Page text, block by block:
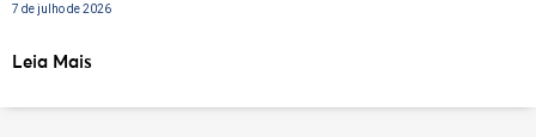
7 de julho de 2026
Leia Mais